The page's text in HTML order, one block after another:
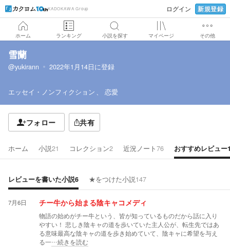
KADOKAWA Group ログイン 新規登録
ホーム ランキング 小説を探す マイページ その他
雪蘭
@yukirann 2022年1月14日に登録
エッセイ・ノンフィクション 恋愛
フォロー 共有
ホーム 小説21 コレクション2 近況ノート76 おすすめレビュー
レビューを書いた小説6 ★をつけた小説147
7月6日 チー牛から始まる陰キャコメディ
物語の始めがチー牛という、皆が知っているものだから話に入り
やすい！ 悲しき陰キャの道を歩いていた主人公が、転生先ではあ
る意味最高な陰キャの道を歩き始めていて、陰キャに希望を与え
る一…続きを読む